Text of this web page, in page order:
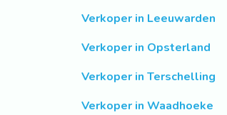
Verkoper in Leeuwarden
Verkoper in Opsterland
Verkoper in Terschelling
Verkoper in Waadhoeke